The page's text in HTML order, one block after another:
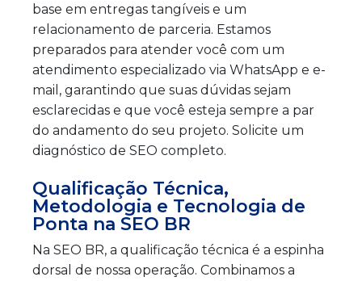
base em entregas tangíveis e um
relacionamento de parceria. Estamos
preparados para atender você com um
atendimento especializado via WhatsApp e e-
mail, garantindo que suas dúvidas sejam
esclarecidas e que você esteja sempre a par
do andamento do seu projeto. Solicite um
diagnóstico de SEO completo.
Qualificação Técnica,
Metodologia e Tecnologia de
Ponta na SEO BR
Na SEO BR, a qualificação técnica é a espinha
dorsal de nossa operação. Combinamos a